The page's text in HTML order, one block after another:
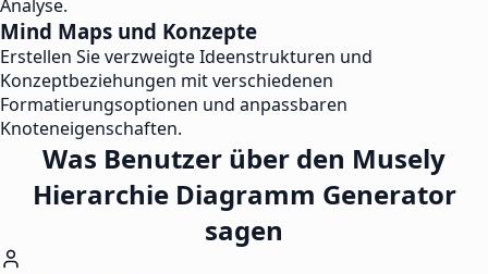
Analyse.
Mind Maps und Konzepte
Erstellen Sie verzweigte Ideenstrukturen und
Konzeptbeziehungen mit verschiedenen
Formatierungsoptionen und anpassbaren
Knoteneigenschaften.
Was Benutzer über den Musely
Hierarchie Diagramm Generator
sagen